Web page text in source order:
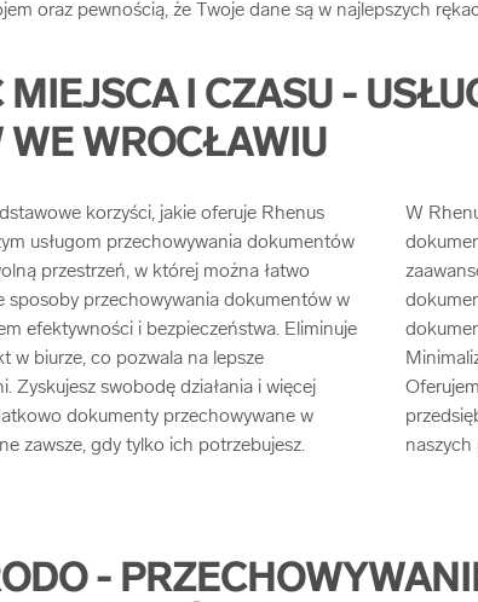
oraz pewnością, że Twoje dane są w najlepszych
MIEJSCA I CZASU -
WROCŁAWIU
korzyści, jakie oferuje Rhenus
usługom przechowywania dokumentów
przestrzeń, w której można łatwo
sposoby przechowywania dokumentów w
efektywności i bezpieczeństwa. Eliminuje
w biurze, co pozwala na lepsze
Zyskujesz swobodę działania i więcej
dokumenty przechowywane w
zawsze, gdy tylko ich potrzebujesz.
W
naszych
-